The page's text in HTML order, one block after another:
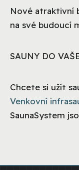
Nové atraktivní
na své budoucí
SAUNY DO
Chcete si užít
Venkovní
SaunaSystem